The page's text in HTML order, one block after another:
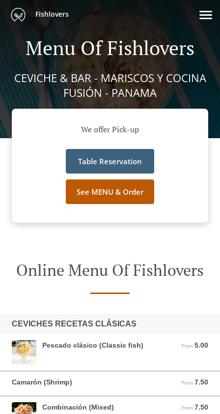
Fishlovers
Menu Of Fishlovers
CEVICHE & BAR - MARISCOS Y COCINA
FUSIÓN - PANAMA
We offer Pick-up
Table Reservation
See MENU & Order
Online Menu Of Fishlovers
CEVICHES RECETAS CLÁSICAS
Pescado clásico (Classic fish) From 5.00
From 5.00 USD
Camarón (Shrimp) From 7.50
From 7.50 USD
Combinación (Mixed) From 7.50
From 7.50 USD